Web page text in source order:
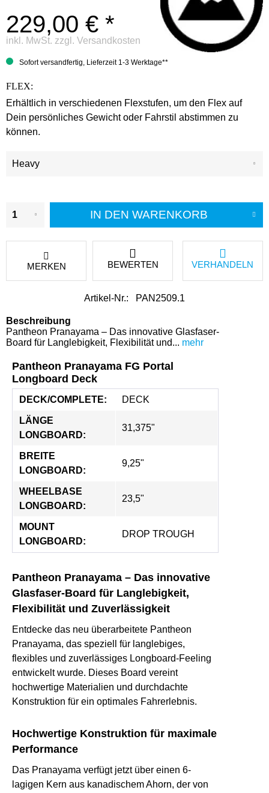
229,00 € *
inkl. MwSt. zzgl. Versandkosten
Sofort versandfertig, Lieferzeit 1-3 Werktage**
FLEX:
Erhältlich in verschiedenen Flexstufen, um den Flex auf
Dein persönliches Gewicht oder Fahrstil abstimmen zu
können.
IN DEN WARENKORB
MERKEN BEWERTEN VERHANDELN
Artikel-Nr.: PAN2509.1
Beschreibung
Pantheon Pranayama – Das innovative Glasfaser-
Board für Langlebigkeit, Flexibilität und... mehr
Pantheon Pranayama FG Portal
Longboard Deck
DECK/COMPLETE: DECK
LÄNGE
LONGBOARD:
31,375"
BREITE
LONGBOARD:
9,25"
WHEELBASE
LONGBOARD:
23,5"
MOUNT
LONGBOARD:
DROP TROUGH
Pantheon Pranayama – Das innovative
Glasfaser-Board für Langlebigkeit,
Flexibilität und Zuverlässigkeit
Entdecke das neu überarbeitete Pantheon
Pranayama, das speziell für langlebiges,
flexibles und zuverlässiges Longboard-Feeling
entwickelt wurde. Dieses Board vereint
hochwertige Materialien und durchdachte
Konstruktion für ein optimales Fahrerlebnis.
Hochwertige Konstruktion für maximale
Performance
Das Pranayama verfügt jetzt über einen 6-
lagigen Kern aus kanadischem Ahorn, der von